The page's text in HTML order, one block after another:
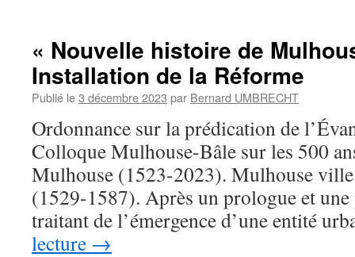
« Nouvelle histoire de
Installation de la Réforme
Publié le3 décembre 2023 par Bernard UMBRECHT
Ordonnance sur la prédication de
Colloque Mulhouse-Bâle sur les 500
Mulhouse (1523-2023). Mulhouse ville
(1529-1587). Après un prologue et
traitant de l’émergence d’une entité
lecture →